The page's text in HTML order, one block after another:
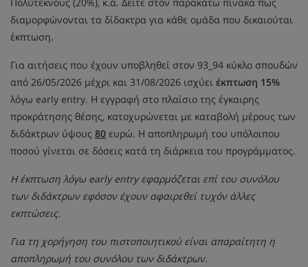
διαμορφώνονται τα δίδακτρα για κάθε ομάδα που δικαιούται
έκπτωση.
Για αιτήσεις που έχουν υποβληθεί στον 93_94 κύκλο σπουδών
από 26/05/2026 μέχρι και 31/08/2026 ισχύει έκπτωση 15%
λόγω early entry. Η εγγραφή στο πλαίσιο της έγκαιρης
προκράτησης θέσης, κατοχυρώνεται με καταβολή μέρους των
διδάκτρων ύψους 80 ευρώ. Η αποπληρωμή του υπόλοιπου
ποσού γίνεται σε δόσεις κατά τη διάρκεια του προγράμματος.
Η έκπτωση λόγω early entry εφαρμόζεται επί του συνόλου
των διδάκτρων εφόσον έχουν αφαιρεθεί τυχόν άλλες
εκπτώσεις.
Για τη χορήγηση του πιστοποιητικού είναι απαραίτητη η
αποπληρωμή του συνόλου των διδάκτρων.